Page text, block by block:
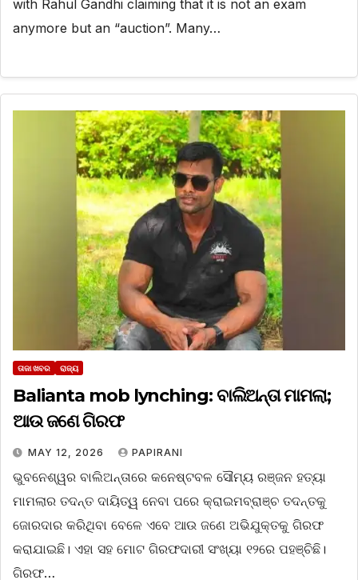
with Rahul Gandhi claiming that it is not an exam
anymore but an “auction”. Many…
ତାଜା ଖବର ରାଜ୍ୟ
Balianta mob lynching: ବାଲିଅନ୍ତା ମାମଲା;
ଆଉ ଜଣେ ଗିରଫ
MAY 12, 2026 PAPIRANI
ଭୁବନେଶ୍ୱର ବାଲିଅନ୍ତାରେ କନେଷ୍ଟବଳ ସୌମ୍ୟ ରଞ୍ଜନ ହତ୍ୟା
ମାମଲାର ତଦନ୍ତ ଦାୟିତ୍ୱ ନେବା ପରେ କ୍ରାଇମବ୍ରାଞ୍ଚ ତଦନ୍ତକୁ
ଜୋରଦାର କରିଥିବା ବେଳେ ଏବେ ଆଉ ଜଣେ ଅଭିଯୁକ୍ତକୁ ଗିରଫ
କରାଯାଇଛି। ଏହା ସହ ମୋଟ ଗିରଫଦାରୀ ସଂଖ୍ୟା ୧୨ରେ ପହଞ୍ଚିଛି।
ଗିରଫ…